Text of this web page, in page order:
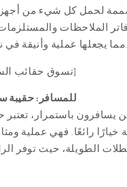
لحمل كل شيء من أجهزة
الملاحظات
[تسوق حقائب الساتشيل هنا]
2. للمسافر: حقيبة
يسافرون باستمرار، تعتبر
خيارًا رائعًا. فهي عملية
الطويلة، حيث توفر